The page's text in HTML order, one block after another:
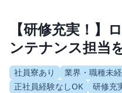
【研修充実！】
ンテナンス担当
社員寮あり 業界・職種未
正社員経験なしOK
研修充